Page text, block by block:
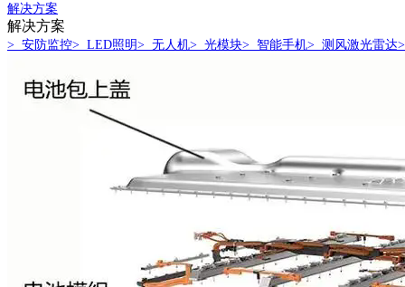
解决方案
解决方案
> 安防监控> LED照明> 无人机> 光模块> 智能手机> 测风激光雷达